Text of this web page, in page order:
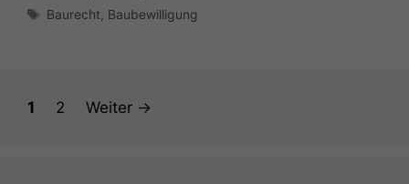
Schlagwörter
Baurecht Baubewilligung
Seite
1 Seite
2 Weiter →